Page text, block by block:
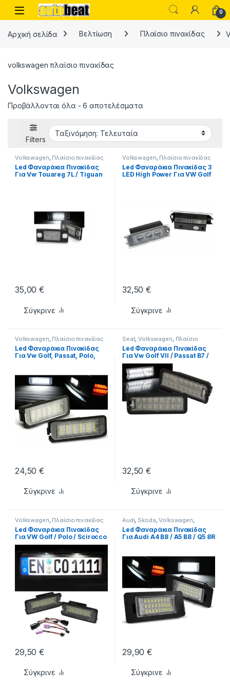
Skip to navigation
Skip to content
Open 0
Αρχική σελίδα Βελτίωση Πλαίσιο πινακίδας
volkswagen πλαίσιο πινακίδας
Volkswagen
Προβάλλονται όλα - 6 αποτελέσματαSorted by latest
Filters
Volkswagen, Πλαίσιο πινακίδας
Led Φαναράκια Πινακίδας
Για Vw Touareg 7L / Tiguan
35,00€
Σύγκρινε
Volkswagen, Πλαίσιο πινακίδας
Led Φαναράκια Πινακίδας 3
LED High Power Για VW Golf
32,50€
Σύγκρινε
Volkswagen, Πλαίσιο πινακίδας
Led Φαναράκια Πινακίδας
Για Vw Golf, Passat, Polo,
24,50€
Σύγκρινε
Seat,Volkswagen, Πλαίσιο
πινακίδας
Led Φαναράκια Πινακίδας
Για Vw Golf VII / Passat B7 /
B8 / Polo / Scirocco / Beetle /
Eos / Seat Leon 5F / Exeo
Plug&Play 2 Τεμάχια
32,50€
Σύγκρινε
Volkswagen, Πλαίσιο πινακίδας
Led Φαναράκια Πινακίδας
Για VW Golf / Polo / Scirocco
/ Passat / Beetle / Lupo
Ζευγάρι 2 Τεμάχια
29,50€
Σύγκρινε
Audi, Skoda,Volkswagen,
Πλαίσιο πινακίδας
Led Φαναράκια Πινακίδας
Για Audi A4 B8 / A5 B8 / Q5 8R
B6 Combi Canbus Ζευγάρι 2
Τεμάχια
29,90€
Σύγκρινε